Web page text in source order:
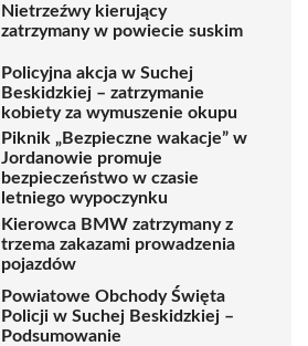
Nietrzeźwy kierujący
zatrzymany w powiecie suskim
Policyjna akcja w Suchej
Beskidzkiej – zatrzymanie
kobiety za wymuszenie okupu
Piknik „Bezpieczne wakacje” w
Jordanowie promuje
bezpieczeństwo w czasie
letniego wypoczynku
Kierowca BMW zatrzymany z
trzema zakazami prowadzenia
pojazdów
Powiatowe Obchody Święta
Policji w Suchej Beskidzkiej –
Podsumowanie